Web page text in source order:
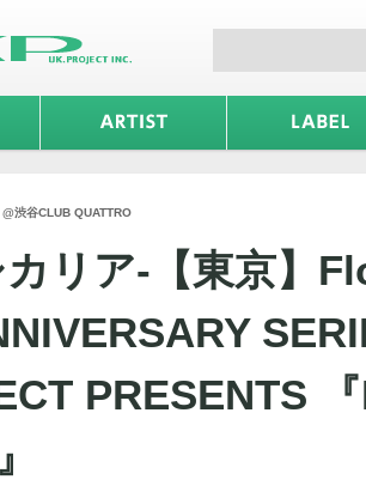
渋谷CLUB QUATTRO
リア-【東京】
PRESENTS